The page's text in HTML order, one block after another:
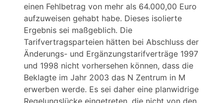
einen Fehlbetrag von mehr als 64.000,00 Euro
aufzuweisen gehabt habe. Dieses isolierte
Ergebnis sei maßgeblich. Die
Tarifvertragsparteien hätten bei Abschluss der
Änderungs- und Ergänzungstarifverträge 1997
und 1998 nicht vorhersehen können, dass die
Beklagte im Jahr 2003 das N Zentrum in M
erwerben werde. Es sei daher eine planwidrige
Regelungslücke eingetreten, die nicht von den